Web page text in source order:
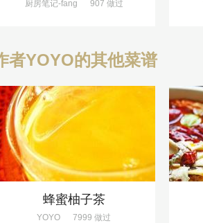
厨房笔记-fang 907 做过
者YOYO的其他菜谱
蜂蜜柚子茶
YOYO 7999 做过